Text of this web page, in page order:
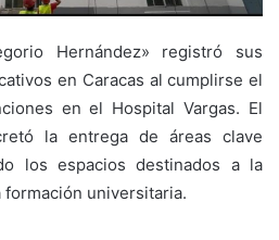
Hernández» registró sus
en Caracas al cumplirse el
en el Hospital Vargas. El
la entrega de áreas clave
los espacios destinados a la
formación universitaria.